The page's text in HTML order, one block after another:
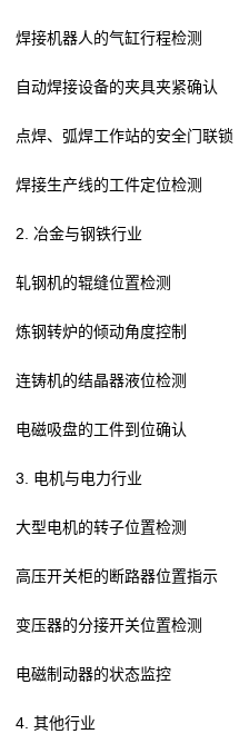
焊接机器人的气缸行程检测
自动焊接设备的夹具夹紧确认
点焊、弧焊工作站的安全门联锁
焊接生产线的工件定位检测
2. 冶金与钢铁行业
轧钢机的辊缝位置检测
炼钢转炉的倾动角度控制
连铸机的结晶器液位检测
电磁吸盘的工件到位确认
3. 电机与电力行业
大型电机的转子位置检测
高压开关柜的断路器位置指示
变压器的分接开关位置检测
电磁制动器的状态监控
4. 其他行业